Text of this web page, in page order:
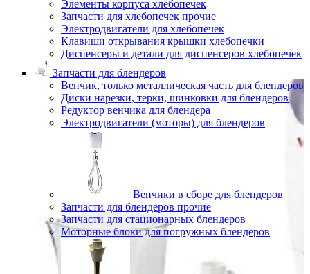
Элементы корпуса хлебопечек
Запчасти для хлебопечек прочие
Электродвигатели для хлебопечек
Клавиши открывания крышки хлебопечки
Диспенсеры и детали для диспенсеров хлебопечек
Запчасти для блендеров
Венчик, только металлическая часть для блендеров
Диски нарезки, терки, шинковки для блендеров
Редуктор венчика для блендера
Электродвигатели (моторы) для блендеров
Венчики в сборе для блендеров
Запчасти для блендеров прочие
Запчасти для стационарных блендеров
Моторные блоки для погружных блендеров